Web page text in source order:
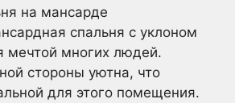
на мансарде
спальня с уклоном
мечтой многих людей.
стороны уютна, что
для этого помещения.